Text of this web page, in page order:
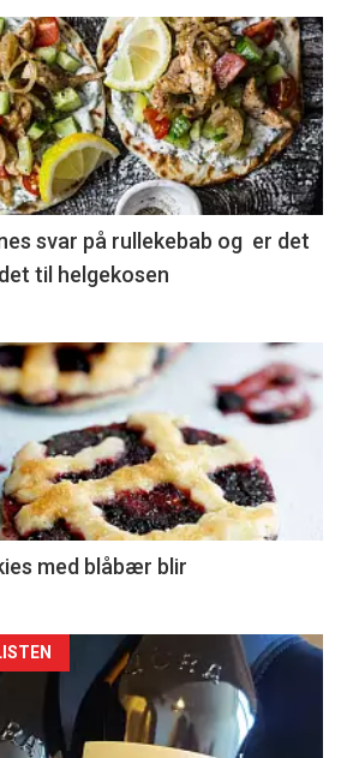
svar på rullekebab og er det
til helgekosen
med blåbær blir